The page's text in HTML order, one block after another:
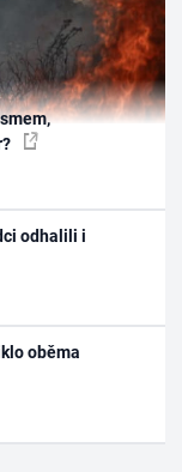
odhalili i
oběma